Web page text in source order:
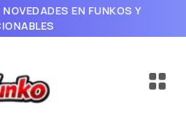
EN FUNKOS Y